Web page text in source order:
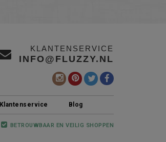
KLANTENSERVICE
INFO@FLUZZY.NL
Klantenservice Blog
BETROUWBAAR EN VEILIG SHOPPEN